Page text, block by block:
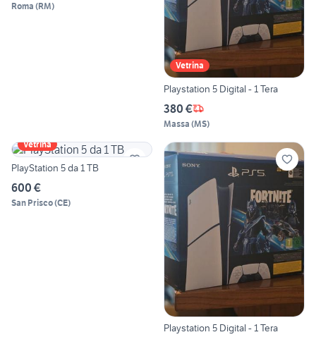
Roma (RM)
Vetrina
Playstation 5 Digital - 1 Tera
380 €
Massa (MS)
Vetrina
PlayStation 5 da 1 TB
600 €
San Prisco(CE)
Playstation 5 Digital - 1 Tera